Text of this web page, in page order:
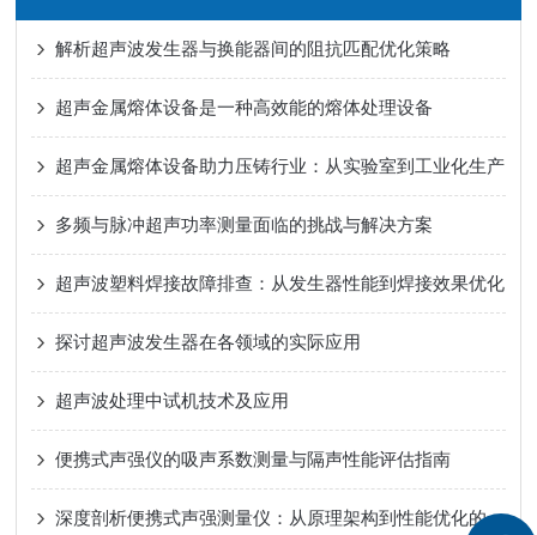
解析超声波发生器与换能器间的阻抗匹配优化策略
超声金属熔体设备是一种高效能的熔体处理设备
超声金属熔体设备助力压铸行业：从实验室到工业化生产
多频与脉冲超声功率测量面临的挑战与解决方案
超声波塑料焊接故障排查：从发生器性能到焊接效果优化
探讨超声波发生器在各领域的实际应用
超声波处理中试机技术及应用
便携式声强仪的吸声系数测量与隔声性能评估指南
深度剖析便携式声强测量仪：从原理架构到性能优化的技术全解